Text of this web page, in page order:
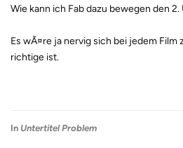
Wie kann ich Fab dazu bewegen den
Es wÃ¤re ja nervig sich bei jedem Film
richtige ist.
In Untertitel Problem